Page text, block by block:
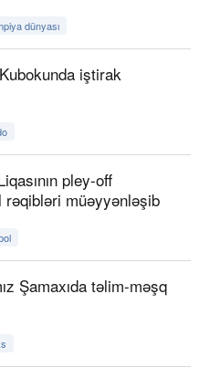
dünyası
iştirak
pley-off
müəyyənləşib
Şamaxıda təlim-məşq